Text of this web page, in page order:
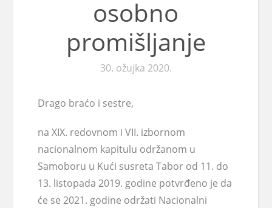
osobno
promišljanje
30. ožujka 2020.
Drago braćo i sestre,
na XIX. redovnom i VII. izbornom
nacionalnom kapitulu održanom u
Samoboru u Kući susreta Tabor od 11. do
13. listopada 2019. godine potvrđeno je da
će se 2021. godine održati Nacionalni